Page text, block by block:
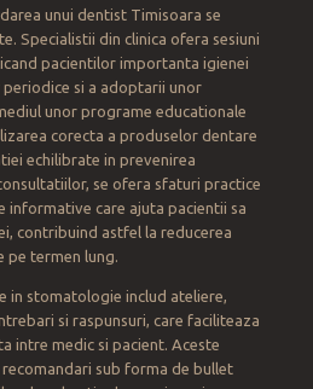
unui dentist Timisoara se
Specialistii din clinica ofera sesiuni
pacientilor importanta igienei
si a adoptarii unor
unor programe educationale
corecta a produselor dentare
echilibrate in prevenirea
se ofera sfaturi practice
informative care ajuta pacientii sa
contribuind astfel la reducerea
termen lung.
in stomatologie includ ateliere,
si raspunsuri, care faciliteaza
intre medic si pacient. Aceste
sub forma de bullet